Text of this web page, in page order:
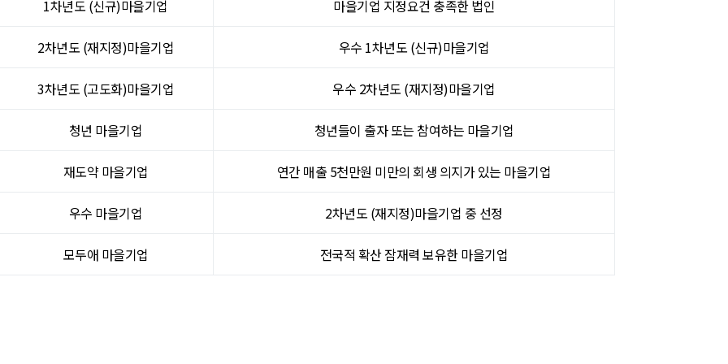
1차년도 (신규)마을기업 마을기업 지정요건 충족한 법인
2차년도 (재지정)마을기업 우수 1차년도 (신규)마을기업
3차년도 (고도화)마을기업 우수 2차년도 (재지정)마을기업
청년 마을기업 청년들이 출자 또는 참여하는 마을기업
재도약 마을기업 연간 매출 5천만원 미만의 회생 의지가 있는 마을기업
우수 마을기업 2차년도 (재지정)마을기업 중 선정
모두애 마을기업 전국적 확산 잠재력 보유한 마을기업